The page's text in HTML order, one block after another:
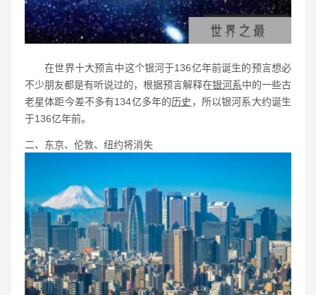
在世界十大预言中这个银河于136亿年前诞生的预言想必
不少朋友都是有听说过的，根据预言解释在银河系中的一些古
老星体距今差不多有134亿多年的历史 ，所以银河系大约诞生
于136亿年前。
二、东京、伦敦、纽约将消失